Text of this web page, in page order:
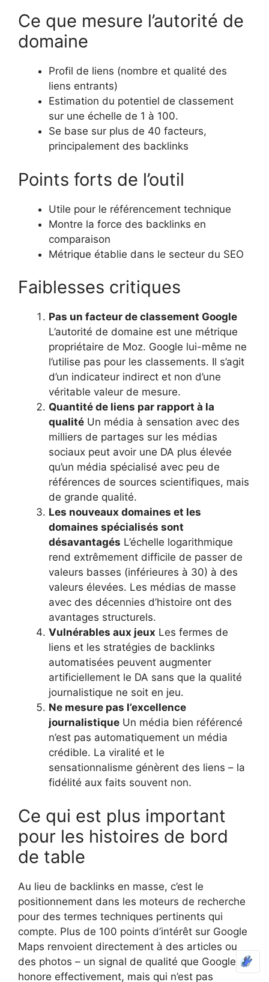
Ce que mesure l’autorité de
domaine
Profil de liens (nombre et qualité des
liens entrants)
Estimation du potentiel de classement
sur une échelle de 1 à 100.
Se base sur plus de 40 facteurs,
principalement des backlinks
Points forts de l’outil
Utile pour le référencement technique
Montre la force des backlinks en
comparaison
Métrique établie dans le secteur du SEO
Faiblesses critiques
Pas un facteur de classement Google
L’autorité de domaine est une métrique
propriétaire de Moz. Google lui-même ne
l’utilise pas pour les classements. Il s’agit
d’un indicateur indirect et non d’une
véritable valeur de mesure.
Quantité de liens par rapport à la
qualité Un média à sensation avec des
milliers de partages sur les médias
sociaux peut avoir une DA plus élevée
qu’un média spécialisé avec peu de
références de sources scientifiques, mais
de grande qualité.
Les nouveaux domaines et les
domaines spécialisés sont
désavantagés L’échelle logarithmique
rend extrêmement difficile de passer de
valeurs basses (inférieures à 30) à des
valeurs élevées. Les médias de masse
avec des décennies d’histoire ont des
avantages structurels.
Vulnérables aux jeux Les fermes de
liens et les stratégies de backlinks
automatisées peuvent augmenter
artificiellement le DA sans que la qualité
journalistique ne soit en jeu.
Ne mesure pas l’excellence
journalistique Un média bien référencé
n’est pas automatiquement un média
crédible. La viralité et le
sensationnalisme génèrent des liens – la
fidélité aux faits souvent non.
Ce qui est plus important
pour les histoires de bord
de table
Au lieu de backlinks en masse, c’est le
positionnement dans les moteurs de recherche
pour des termes techniques pertinents qui
compte. Plus de 100 points d’intérêt sur Google
Maps renvoient directement à des articles ou
des photos – un signal de qualité que Google
honore effectivement, mais qui n’est pas